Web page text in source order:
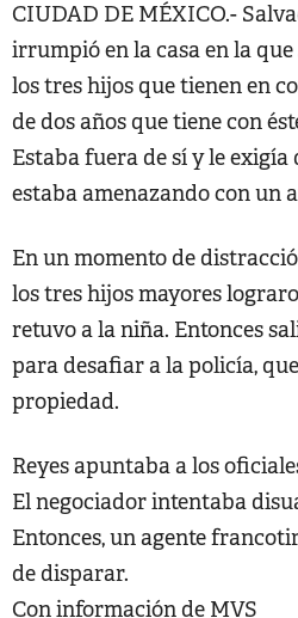
CIUDAD DE MÉXICO.-
irrumpió en la casa en la que
los tres hijos que tienen en
de dos años que tiene con
Estaba fuera de sí y le
estaba amenazando con un
En un momento de
los tres hijos mayores
retuvo a la niña. Entonces
para desafiar a la policía,
propiedad.
Reyes apuntaba a los
El negociador intentaba
Entonces, un agente
de disparar.
Con información de MVS